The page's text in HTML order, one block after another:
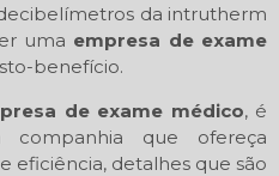
da intrutherm
uma empresa de exame
benefício.
de exame médico, é
companhia que ofereça
eficiência, detalhes que são